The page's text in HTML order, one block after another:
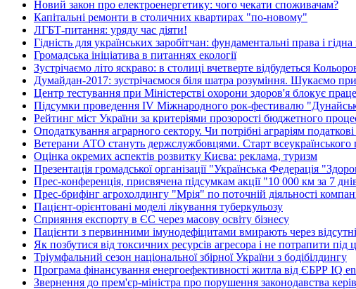
Новий закон про електроенергетику: чого чекати споживачам?
Капітальні ремонти в столичних квартирах "по-новому"
ЛГБТ-питання: уряду час діяти!
Гідність для українських заробітчан: фундаментальні права і
Громадська ініціатива в питаннях екології
Зустрічаємо літо яскраво: в столиці вчетверте відбудеться
Думайдан-2017: зустрічаємося біля шатра розуміння. Шукаємо
Центр тестування при Міністерстві охорони здоров'я блокує
Підсумки проведення IV Міжнародного рок-фестивалю
Рейтинг міст України за критеріями прозорості бюджетного
Оподаткування аграрного сектору. Чи потрібні аграріям податкові
Ветерани АТО стануть держслужбовцями. Старт всеукраїнського
Оцінка окремих аспектів розвитку Києва: реклама, туризм
Презентація громадської організації "Українська Федерація
Прес-конференція, присвячена підсумкам акції "10 000 км за 7
Прес-брифінг агрохолдингу "Мрія" по поточній діяльності
Пацієнт-орієнтовані моделі лікування туберкульозу
Сприяння експорту в ЄС через масову освіту бізнесу
Пацієнти з первинними імунодефіцитами вмирають через
Як позбутися від токсичних ресурсів агресора і не потрапити під
Тріумфальний сезон національної збірної України з бодібілдингу
Програма фінансування енергоефективності житла від ЄБРР IQ
Звернення до прем'єр-міністра про порушення законодавства